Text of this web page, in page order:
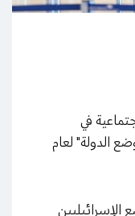
في
الدولة" لعام